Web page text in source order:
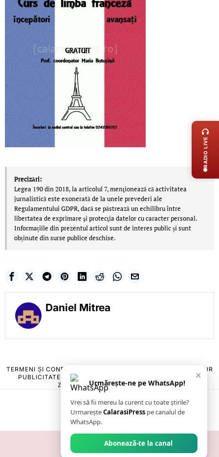
Precizări:
Legea 190 din 2018, la articolul 7, menţionează că activitatea
jurnalistică este exonerată de la unele prevederi ale
Regulamentului GDPR, dacă se păstrează un echilibru între
libertatea de exprimare şi protecţia datelor cu caracter personal.
Informațiile din prezentul articol sunt de interes public și sunt
obținute din surse publice deschise.
Daniel Mitrea
TERMENI ȘI CONDIȚII
POLITICA DE ANULARE & RETUR
PUBLICITATE ONLINE & TIPĂRITĂ
CONTACT
ZIARUL ANUNȚUL CĂLĂRĂȘEAN
×
Urmărește-ne pe WhatsApp!
Vrei să fii mereu la curent cu toate știrile?
UrmareșteCalarasiPress pe canalul de
WhatsApp.
Abonează-te la canal
RADIO LIVE